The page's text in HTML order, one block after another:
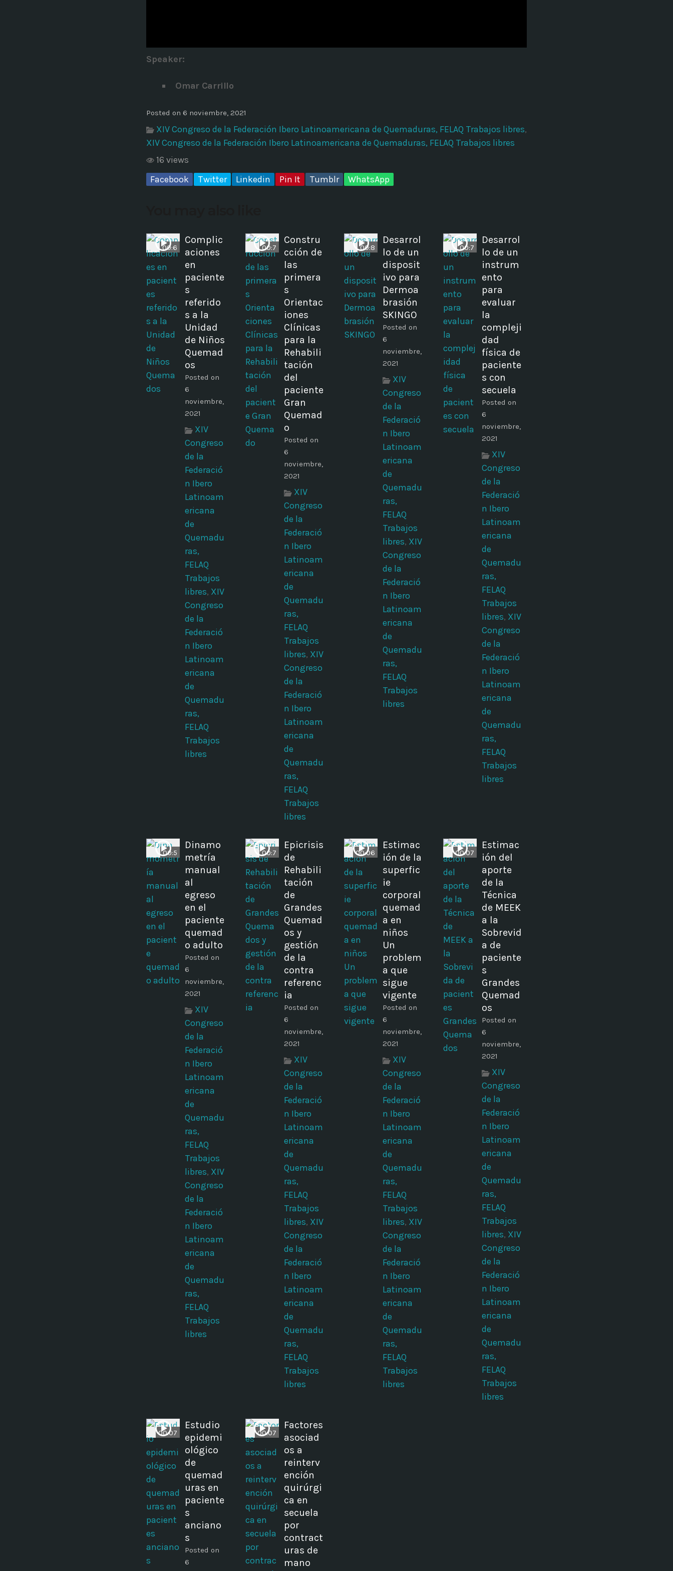
Noticia de personal salud 5
Time
Speaker:
Omar Carrillo
Posted on 6 noviembre, 2021
XIV Congreso de la Federación Ibero Latinoamericana de Quemaduras, FELAQ Trabajos libres,
XIV Congreso de la Federación Ibero Latinoamericana de Quemaduras, FELAQ Trabajos libres
16 views
Facebook
Twitter Linkedin Pin It Tumblr WhatsApp
00:6
Complic
aciones
en
paciente
s
referido
s a la
Unidad
de Niños
Quemad
os
Posted on
6
noviembre,
2021
XIV
Congreso
de la
Federació
n Ibero
Latinoam
ericana
de
Quemadu
ras,
FELAQ
Trabajos
libres, XIV
Congreso
de la
Federació
n Ibero
Latinoam
ericana
de
Quemadu
ras,
FELAQ
Trabajos
libres
00:7
Constru
cción de
las
primera
s
Orientac
iones
Clínicas
para la
Rehabili
tación
del
paciente
Gran
Quemad
o
Posted on
6
noviembre,
2021
XIV
Congreso
de la
Federació
n Ibero
Latinoam
ericana
de
Quemadu
ras,
FELAQ
Trabajos
libres, XIV
Congreso
de la
Federació
n Ibero
Latinoam
ericana
de
Quemadu
ras,
FELAQ
Trabajos
libres
00:8
Desarrol
lo de un
disposit
ivo para
Dermoa
brasión
SKINGO
Posted on
6
noviembre,
2021
XIV
Congreso
de la
Federació
n Ibero
Latinoam
ericana
de
Quemadu
ras,
FELAQ
Trabajos
libres, XIV
Congreso
de la
Federació
n Ibero
Latinoam
ericana
de
Quemadu
ras,
FELAQ
Trabajos
libres
00:7
Desarrol
lo de un
instrum
ento
para
evaluar
la
compleji
dad
física de
paciente
s con
secuela
Posted on
6
noviembre,
2021
XIV
Congreso
de la
Federació
n Ibero
Latinoam
ericana
de
Quemadu
ras,
FELAQ
Trabajos
libres, XIV
Congreso
de la
Federació
n Ibero
Latinoam
ericana
de
Quemadu
ras,
FELAQ
Trabajos
libres
00:5
Dinamo
metría
manual
al
egreso
en el
paciente
quemad
o adulto
Posted on
6
noviembre,
2021
XIV
Congreso
de la
Federació
n Ibero
Latinoam
ericana
de
Quemadu
ras,
FELAQ
Trabajos
libres, XIV
Congreso
de la
Federació
n Ibero
Latinoam
ericana
de
Quemadu
ras,
FELAQ
Trabajos
libres
00:7
Epicrisis
de
Rehabili
tación
de
Grandes
Quemad
os y
gestión
de la
contra
referenc
ia
Posted on
6
noviembre,
2021
XIV
Congreso
de la
Federació
n Ibero
Latinoam
ericana
de
Quemadu
ras,
FELAQ
Trabajos
libres, XIV
Congreso
de la
Federació
n Ibero
Latinoam
ericana
de
Quemadu
ras,
FELAQ
Trabajos
libres
00:06
Estimac
ión de la
superfic
ie
corporal
quemad
a en
niños
Un
problem
a que
sigue
vigente
Posted on
6
noviembre,
2021
XIV
Congreso
de la
Federació
n Ibero
Latinoam
ericana
de
Quemadu
ras,
FELAQ
Trabajos
libres, XIV
Congreso
de la
Federació
n Ibero
Latinoam
ericana
de
Quemadu
ras,
FELAQ
Trabajos
libres
00:07
Estimac
ión del
aporte
de la
Técnica
de MEEK
a la
Sobrevid
a de
paciente
s
Grandes
Quemad
os
Posted on
6
noviembre,
2021
XIV
Congreso
de la
Federació
n Ibero
Latinoam
ericana
de
Quemadu
ras,
FELAQ
Trabajos
libres, XIV
Congreso
de la
Federació
n Ibero
Latinoam
ericana
de
Quemadu
ras,
FELAQ
Trabajos
libres
00:07
Estudio
epidemi
ológico
de
quemad
uras en
paciente
s
anciano
s
Posted on
6
00:07
Factores
asociad
os a
reinterv
ención
quirúrgi
ca en
secuela
por
contract
uras de
mano